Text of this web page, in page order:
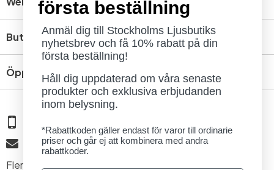
Butik
Öppettider
info@ljusbutik.se
Fler kontaktuppgifter »
första beställning
Anmäl dig till Stockholms Ljusbutiks
nyhetsbrev och få 10% rabatt på din
första beställning!
Håll dig uppdaterad om våra senaste
produkter och exklusiva erbjudanden
inom belysning.
*Rabattkoden gäller endast för varor till ordinarie
priser och går ej att kombinera med andra
rabattkoder.